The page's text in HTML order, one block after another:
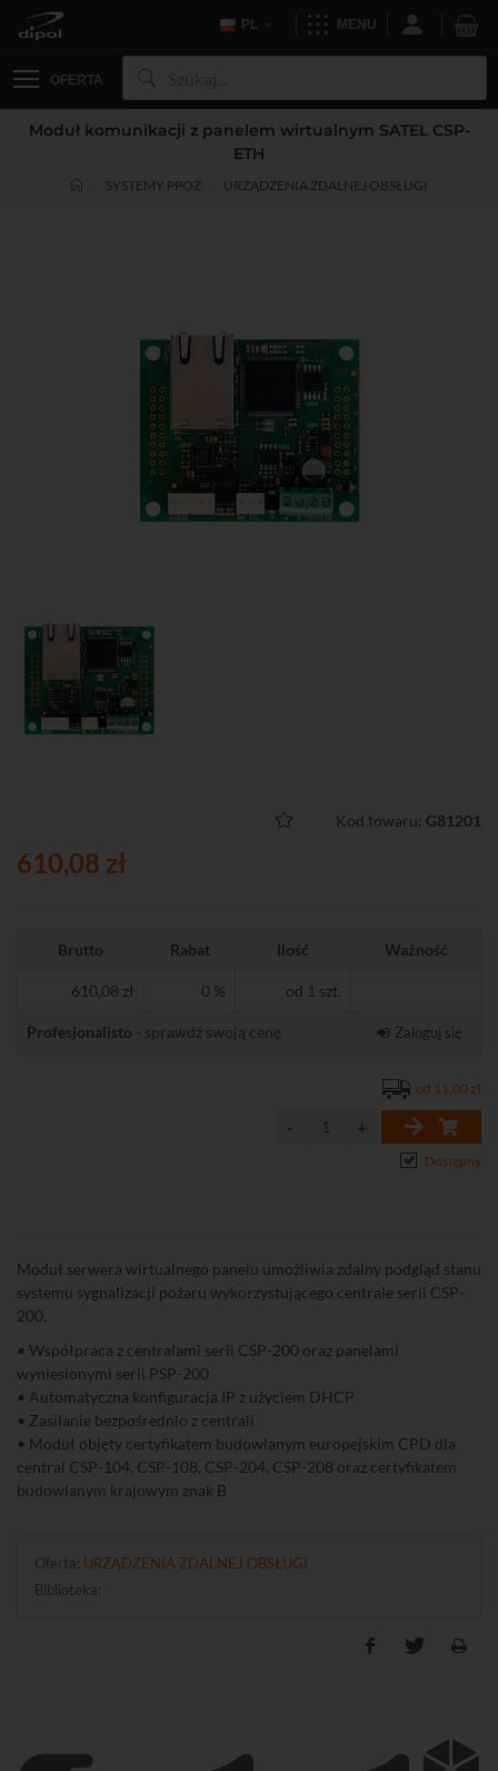
PL MENU
OFERTA
Moduł komunikacji z panelem wirtualnym SATEL CSP-
ETH
SYSTEMY PPOŻ URZĄDZENIA ZDALNEJ OBSŁUGI
Kod towaru: G81201
610,08 zł
Brutto Rabat Ilość Ważność
610,08 zł 0 % od 1 szt.
Profesjonalisto - sprawdź swoją cenę Zaloguj się
od 11,00 zł
Dostępny
Moduł serwera wirtualnego panelu umożliwia zdalny podgląd stanu
systemu sygnalizacji pożaru wykorzystującego centrale serii CSP-
200.
• Współpraca z centralami serii CSP-200 oraz panelami
wyniesionymi serii PSP-200
• Automatyczna konfiguracja IP z użyciem DHCP
• Zasilanie bezpośrednio z centrali
• Moduł objęty certyfikatem budowlanym europejskim CPD dla
central CSP-104, CSP-108, CSP-204, CSP-208 oraz certyfikatem
budowlanym krajowym znak B
Oferta: URZĄDZENIA ZDALNEJ OBSŁUGI
Biblioteka: